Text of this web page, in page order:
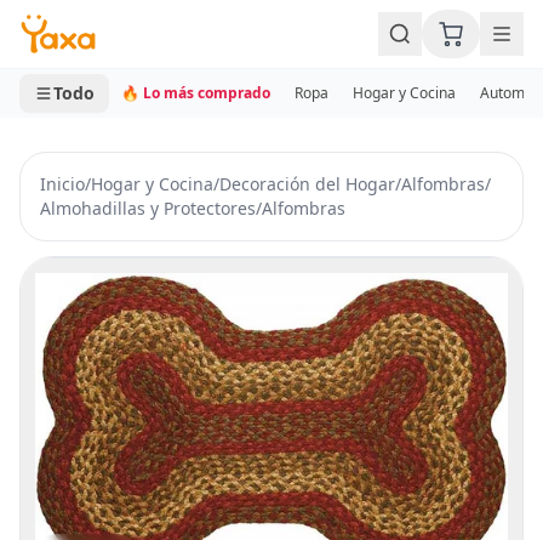
MINI CARRITO
0 productos
Todo 🔥 Lo más comprado Ropa Hogar y Cocina
Inicio/Hogar y Cocina/Decoración del Hogar/Alfombras/
Almohadillas y Protectores/Alfombras